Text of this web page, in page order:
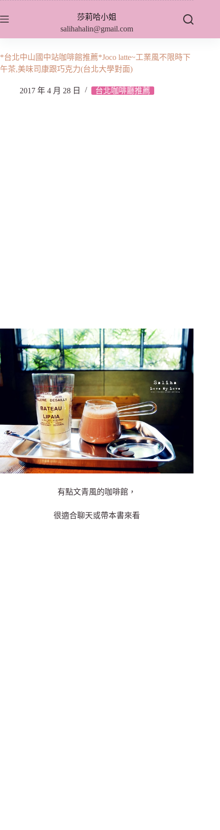
至
內
容
莎莉哈小姐
salihahalin@gmail.com
*台北中山國中站咖啡館推薦*Joco latte~工業風不限時下
午茶,美味司康跟巧克力(台北大學對面)
2017 年 4 月 28 日 台北咖啡廳推薦
有點文青風的咖啡館，
很適合聊天或帶本書來看